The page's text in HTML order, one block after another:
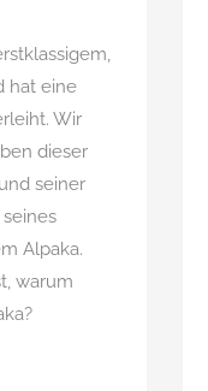
hat eine
Wir
dieser
seiner
Alpaka.
warum